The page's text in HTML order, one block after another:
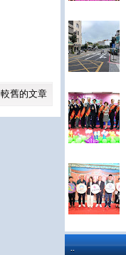
..
較舊的文章